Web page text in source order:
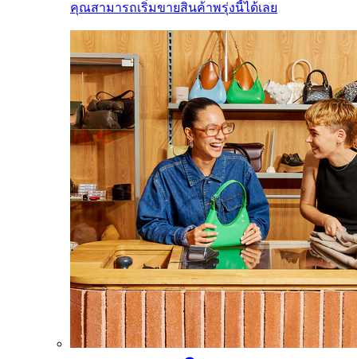
คุณสามารถเริ่มขายสินค้าพรุ่งนี้ได้เลย